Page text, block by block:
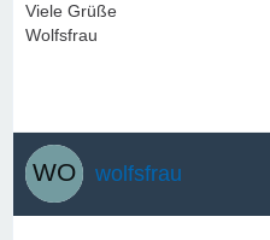
Viele Grüße
Wolfsfrau
wolfsfrau